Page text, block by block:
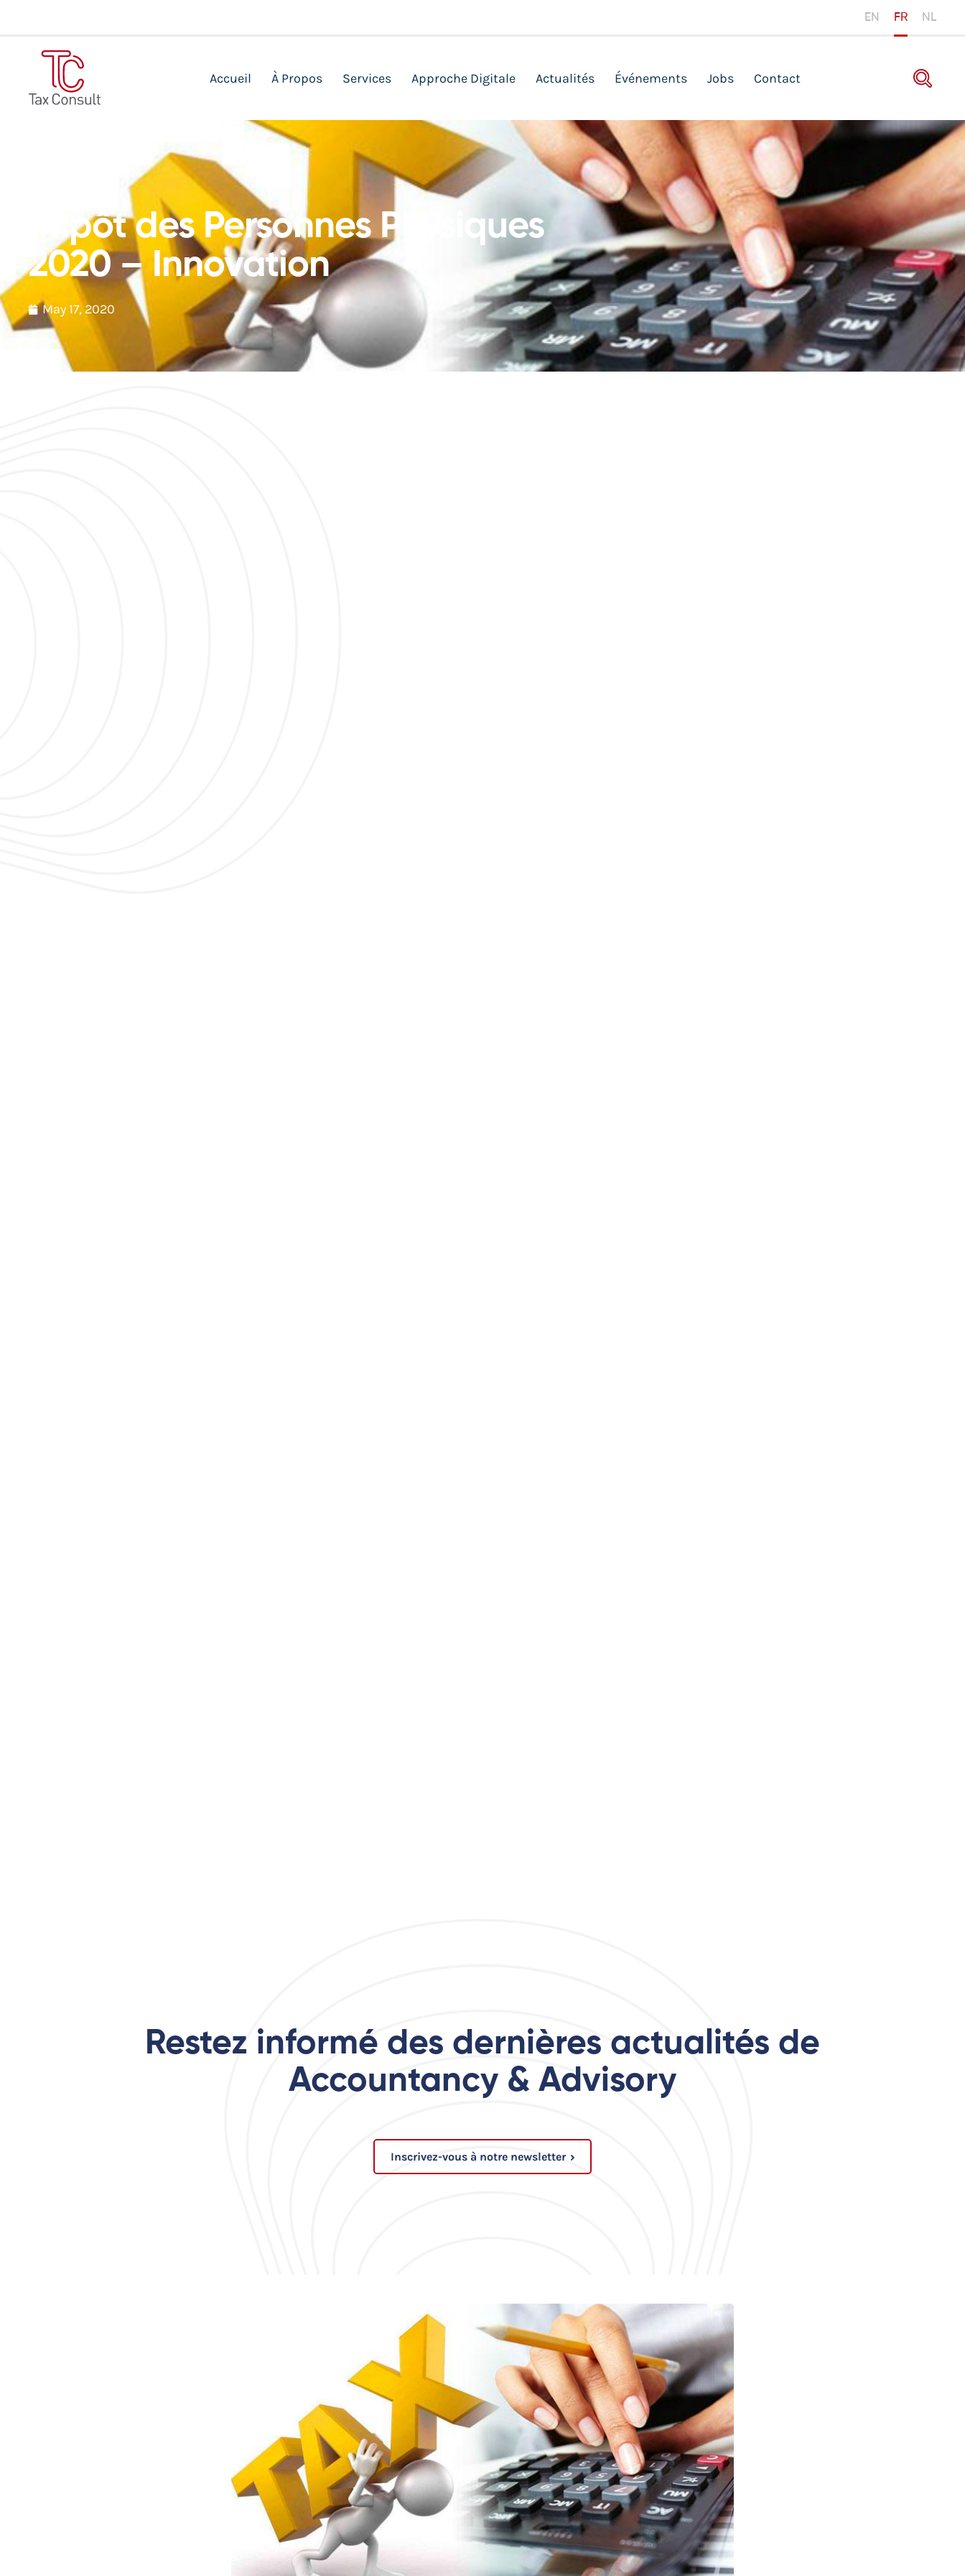
EN FR NL
Accueil À Propos Services Approche Digitale Actualités Événements Jobs Contact
Impôt des Personnes Physiques
2020 – Innovation
May 17, 2020
Restez informé des dernières actualités de
Accountancy & Advisory
Inscrivez-vous à notre newsletter